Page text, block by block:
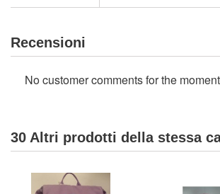
Recensioni
No customer comments for the
30 Altri prodotti della stessa